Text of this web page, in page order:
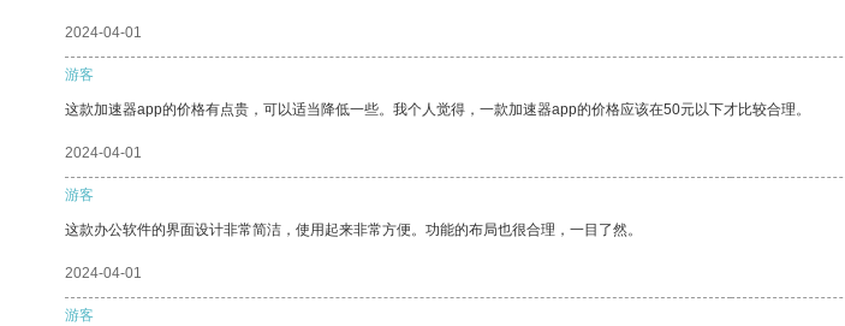
2024-04-01
游客
这款加速器app的价格有点贵，可以适当降低一些。我个人觉得，一款加速器app的价格应该在50元以下才比较合理。
2024-04-01
游客
这款办公软件的界面设计非常简洁，使用起来非常方便。功能的布局也很合理，一目了然。
2024-04-01
游客